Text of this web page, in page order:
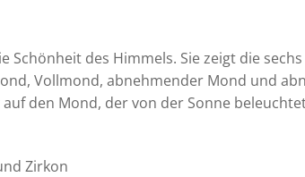
Schönheit des Himmels. Sie zeigt die
Vollmond, abnehmender Mond und
den Mond, der von der Sonne
Zirkon